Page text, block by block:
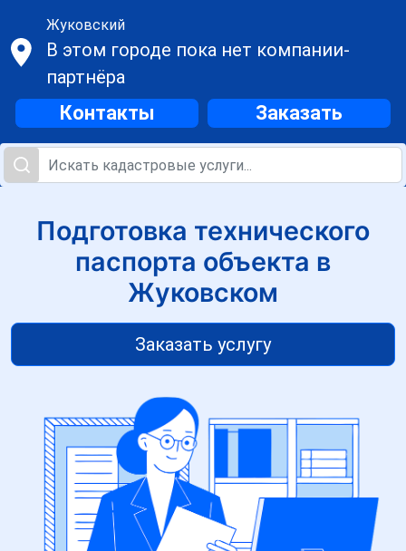
Жуковский
В этом городе пока нет компании-
партнёра
Контакты Заказать
Подготовка технического
паспорта объекта в
Жуковском
Заказать услугу